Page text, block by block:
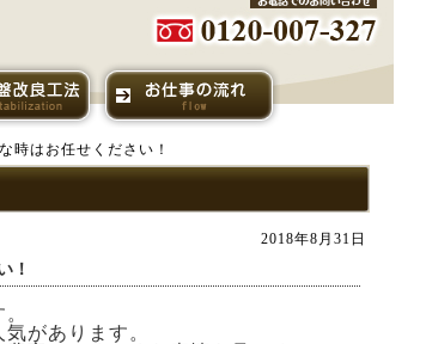
時はお任せください！
2018年8月31日
！
があります。